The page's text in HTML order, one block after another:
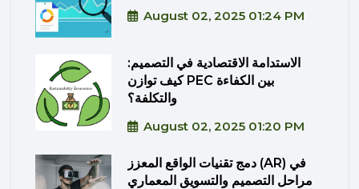
August 02, 2025 01:24 PM
الاستدامة الاقتصادية في التصميم:
كيف توازن PEC بين الكفاءة
والتكلفة؟
August 02, 2025 01:20 PM
دمج تقنيات الواقع المعزز (AR) في
مراحل التصميم والتسويق المعماري